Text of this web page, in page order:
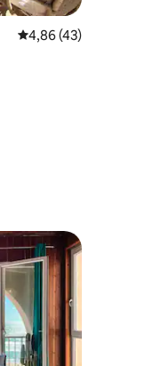
4,86 de uma
4,86 (43)